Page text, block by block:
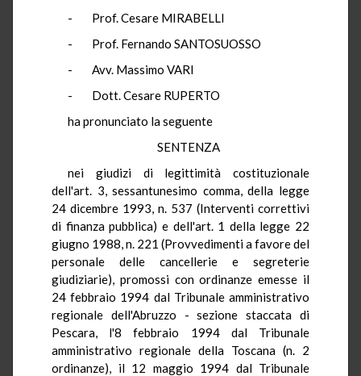
- Prof. Cesare MIRABELLI
- Prof. Fernando SANTOSUOSSO
- Avv. Massimo VARI
- Dott. Cesare RUPERTO
ha pronunciato la seguente
SENTENZA
nei giudizi di legittimità costituzionale
dell'art. 3, sessantunesimo comma, della legge
24 dicembre 1993, n. 537 (Interventi correttivi
di finanza pubblica) e dell'art. 1 della legge 22
giugno 1988, n. 221 (Provvedimenti a favore del
personale delle cancellerie e segreterie
giudiziarie), promossi con ordinanze emesse il
24 febbraio 1994 dal Tribunale amministrativo
regionale dell'Abruzzo - sezione staccata di
Pescara, l'8 febbraio 1994 dal Tribunale
amministrativo regionale della Toscana (n. 2
ordinanze), il 12 maggio 1994 dal Tribunale